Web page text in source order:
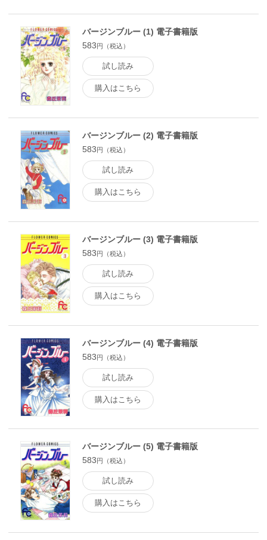
バージンブルー (1) 電子書籍版
583円（税込）
試し読み
購入はこちら
バージンブルー (2) 電子書籍版
583円（税込）
試し読み
購入はこちら
バージンブルー (3) 電子書籍版
583円（税込）
試し読み
購入はこちら
バージンブルー (4) 電子書籍版
583円（税込）
試し読み
購入はこちら
バージンブルー (5) 電子書籍版
583 円（税込）
試し読み
購入はこちら